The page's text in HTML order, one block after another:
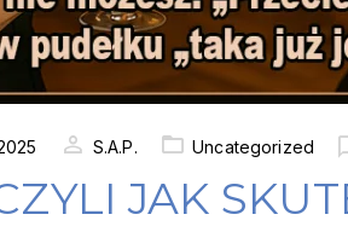
S.A.P. Uncategorized
JAK